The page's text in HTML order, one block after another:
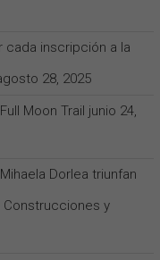
cada inscripción a la
28, 2025
Moon Trail junio 24,
Dorlea triunfan
Construcciones y